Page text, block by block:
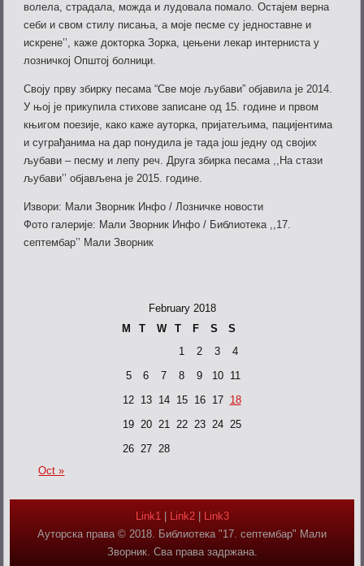
волела, страдала, можда и лудовала помало. Остајем верна
себи и свом стилу писања, а моје песме су једноставне и
искрене’’, каже докторка Зорка, цењени лекар интерниста у
лозничкој Општој болници.
Своју прву збирку песама “Све моје љубави” објавила је 2014.
У њој је прикупила стихове записане од 15. године и првом
књигом поезије, како каже ауторка, пријатељима, пацијентима
и суграђанима на дар понудила је тада још једну од својих
љубави – песму и лепу реч. Друга збирка песама ,,На стази
љубави’’ објављена је 2015. године.
Извори: Мали Зворник Инфо / Лозничке новости
Фото галерије: Мали Зворник Инфо / Библиотека ,,17.
септембар’’ Мали Зворник
February 2018
M
T W T F S
S
1
2 3
4
5
6 7 8 9 10
11
12 13 14 15 16 17
18
19 20 21 22 23 24 25
26 27 28
Oct »
Link1 | Link2| Link3
Ауторска права © 2018. Библиотека "17. септембар" Мали
Зворник. Сва права задржана.